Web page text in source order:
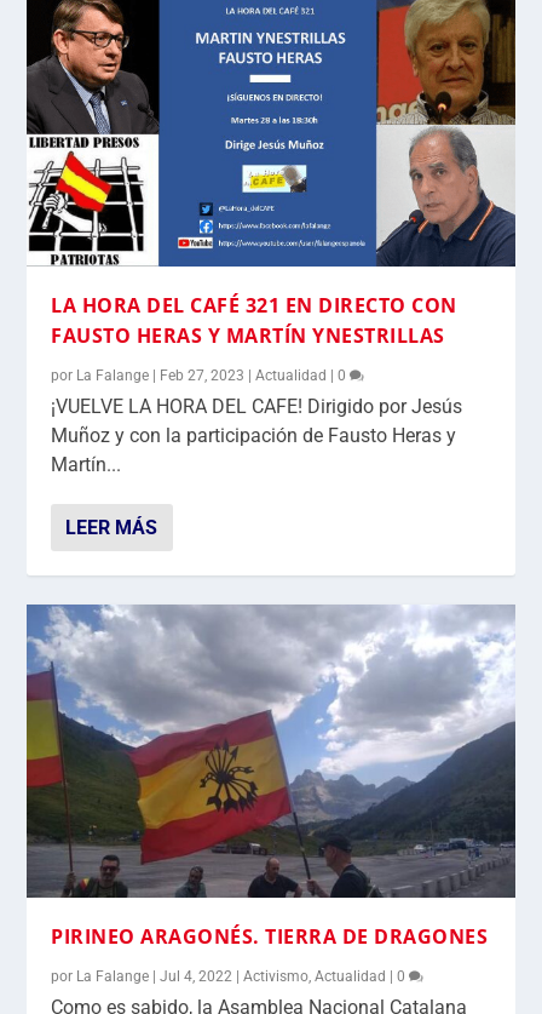
LA HORA DEL CAFÉ 321 EN DIRECTO CON
FAUSTO HERAS Y MARTÍN YNESTRILLAS
por La Falange Feb 27, 2023 |Actualidad |0
¡VUELVE LA HORA DEL CAFE! Dirigido por Jesús
Muñoz y con la participación de Fausto Heras y
Martín...
LEER MÁS
PIRINEO ARAGONÉS. TIERRA DE DRAGONES
por La Falange |Jul 4, 2022 |Activismo,Actualidad |0
Como es sabido, la Asamblea Nacional Catalana